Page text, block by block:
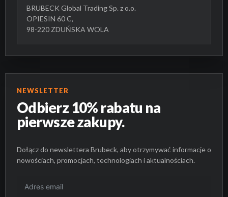
BRUBECK Global Trading Sp. z o.o.
OPIESIN 60 C,
98-220 ZDUŃSKA WOLA
NEWSLETTER
Odbierz 10% rabatu na
pierwsze zakupy.
Dołącz do newslettera Brubeck, aby otrzymywać informacje o
nowościach, promocjach, technologiach i aktualnościach.